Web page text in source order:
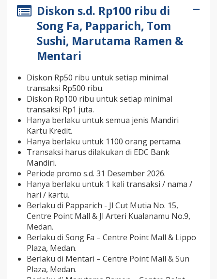
Diskon s.d. Rp100 ribu di
Song Fa, Papparich, Tom
Sushi, Marutama Ramen &
Mentari
Diskon Rp50 ribu untuk setiap minimal
transaksi Rp500 ribu.
Diskon Rp100 ribu untuk setiap minimal
transaksi Rp1 juta.
Hanya berlaku untuk semua jenis Mandiri
Kartu Kredit.
Hanya berlaku untuk 1100 orang pertama.
Transaksi harus dilakukan di EDC Bank
Mandiri.
Periode promo s.d. 31 Desember 2026.
Hanya berlaku untuk 1 kali transaksi / nama /
hari / kartu.
Berlaku di Papparich - Jl Cut Mutia No. 15,
Centre Point Mall & Jl Arteri Kualanamu No.9,
Medan.
Berlaku di Song Fa – Centre Point Mall & Lippo
Plaza, Medan.
Berlaku di Mentari – Centre Point Mall & Sun
Plaza, Medan.